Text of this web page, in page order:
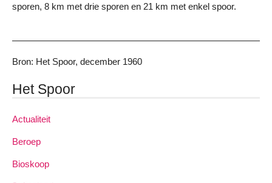
sporen, 8 km met drie sporen en 21 km met enkel spoor.
Bron: Het Spoor, december 1960
Het Spoor
Actualiteit
Beroep
Bioskoop